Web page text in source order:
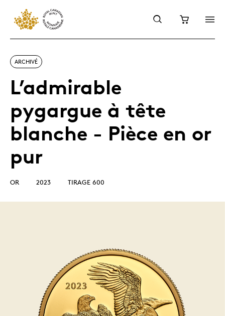
ARCHIVÉ
L’admirable
pygargue à tête
blanche - Pièce en or
pur
OR 2023 TIRAGE 600